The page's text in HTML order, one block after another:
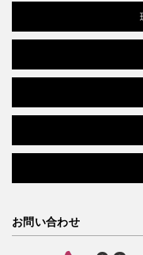
お問い合わせ